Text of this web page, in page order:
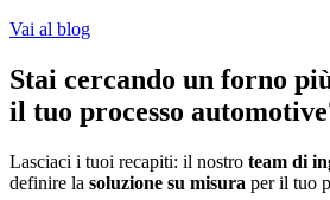
Vai al blog
Stai cercando un forno
il tuo processo
Lasciaci i tuoi recapiti: il nostro team di
definire la soluzione su misura per il tuo